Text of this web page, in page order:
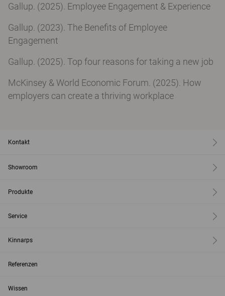
Gallup. (2025). Employee Engagement & Experience
Gallup. (2023). The Benefits of Employee
Engagement
Gallup. (2025). Top four reasons for taking a new job
McKinsey & World Economic Forum. (2025). How
employers can create a thriving workplace
Kontakt
Showroom
Produkte
Service
Kinnarps
Referenzen
Wissen